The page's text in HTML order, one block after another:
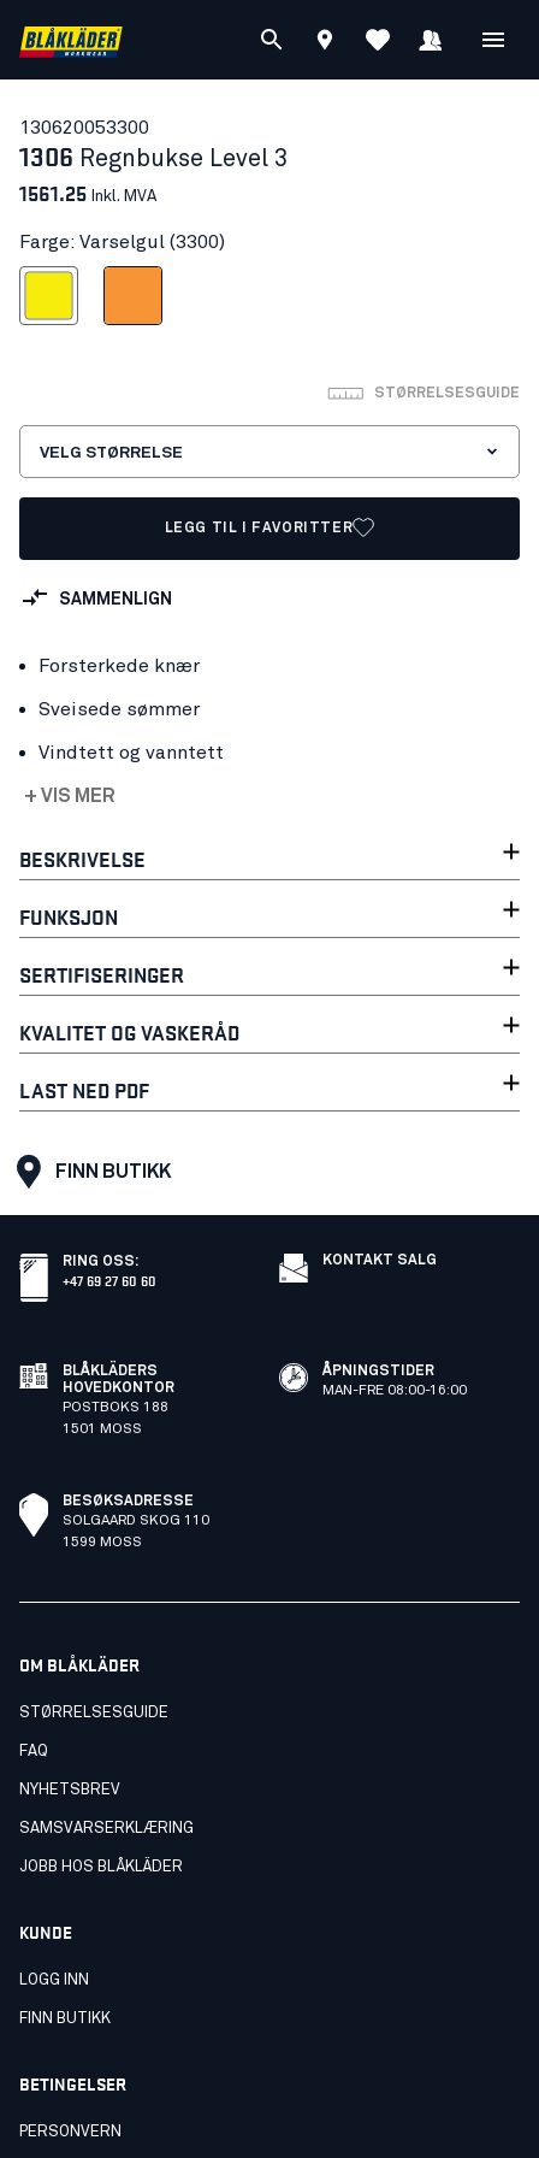
130620053300
1306 Regnbukse Level 3
1561.25 Inkl. MVA
Farge: Varselgul (3300)
STØRRELSESGUIDE
VELG STØRRELSE
LEGG TIL I FAVORITTER
SAMMENLIGN
Forsterkede knær
Sveisede sømmer
Vindtett og vanntett
+ VIS MER
BESKRIVELSE
FUNKSJON
SERTIFISERINGER
KVALITET OG VASKERÅD
LAST NED PDF
FINN BUTIKK
RING OSS:
+47 69 27 60 60
KONTAKT SALG
BLÅKLÄDERS
HOVEDKONTOR
POSTBOKS 188
1501 MOSS
ÅPNINGSTIDER
MAN-FRE 08:00-16:00
BESØKSADRESSE
SOLGAARD SKOG 110
1599 MOSS
OM BLÅKLÄDER
STØRRELSESGUIDE
FAQ
NYHETSBREV
SAMSVARSERKLÆRING
JOBB HOS BLÅKLÄDER
KUNDE
LOGG INN
FINN BUTIKK
BETINGELSER
PERSONVERN